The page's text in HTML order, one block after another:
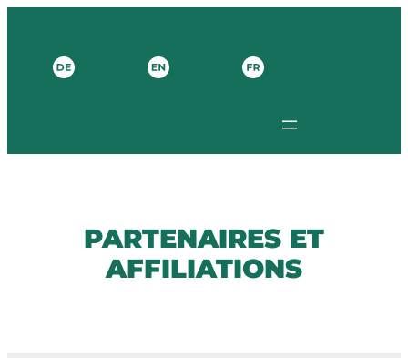
springen
PARTENAIRES ET
AFFILIATIONS